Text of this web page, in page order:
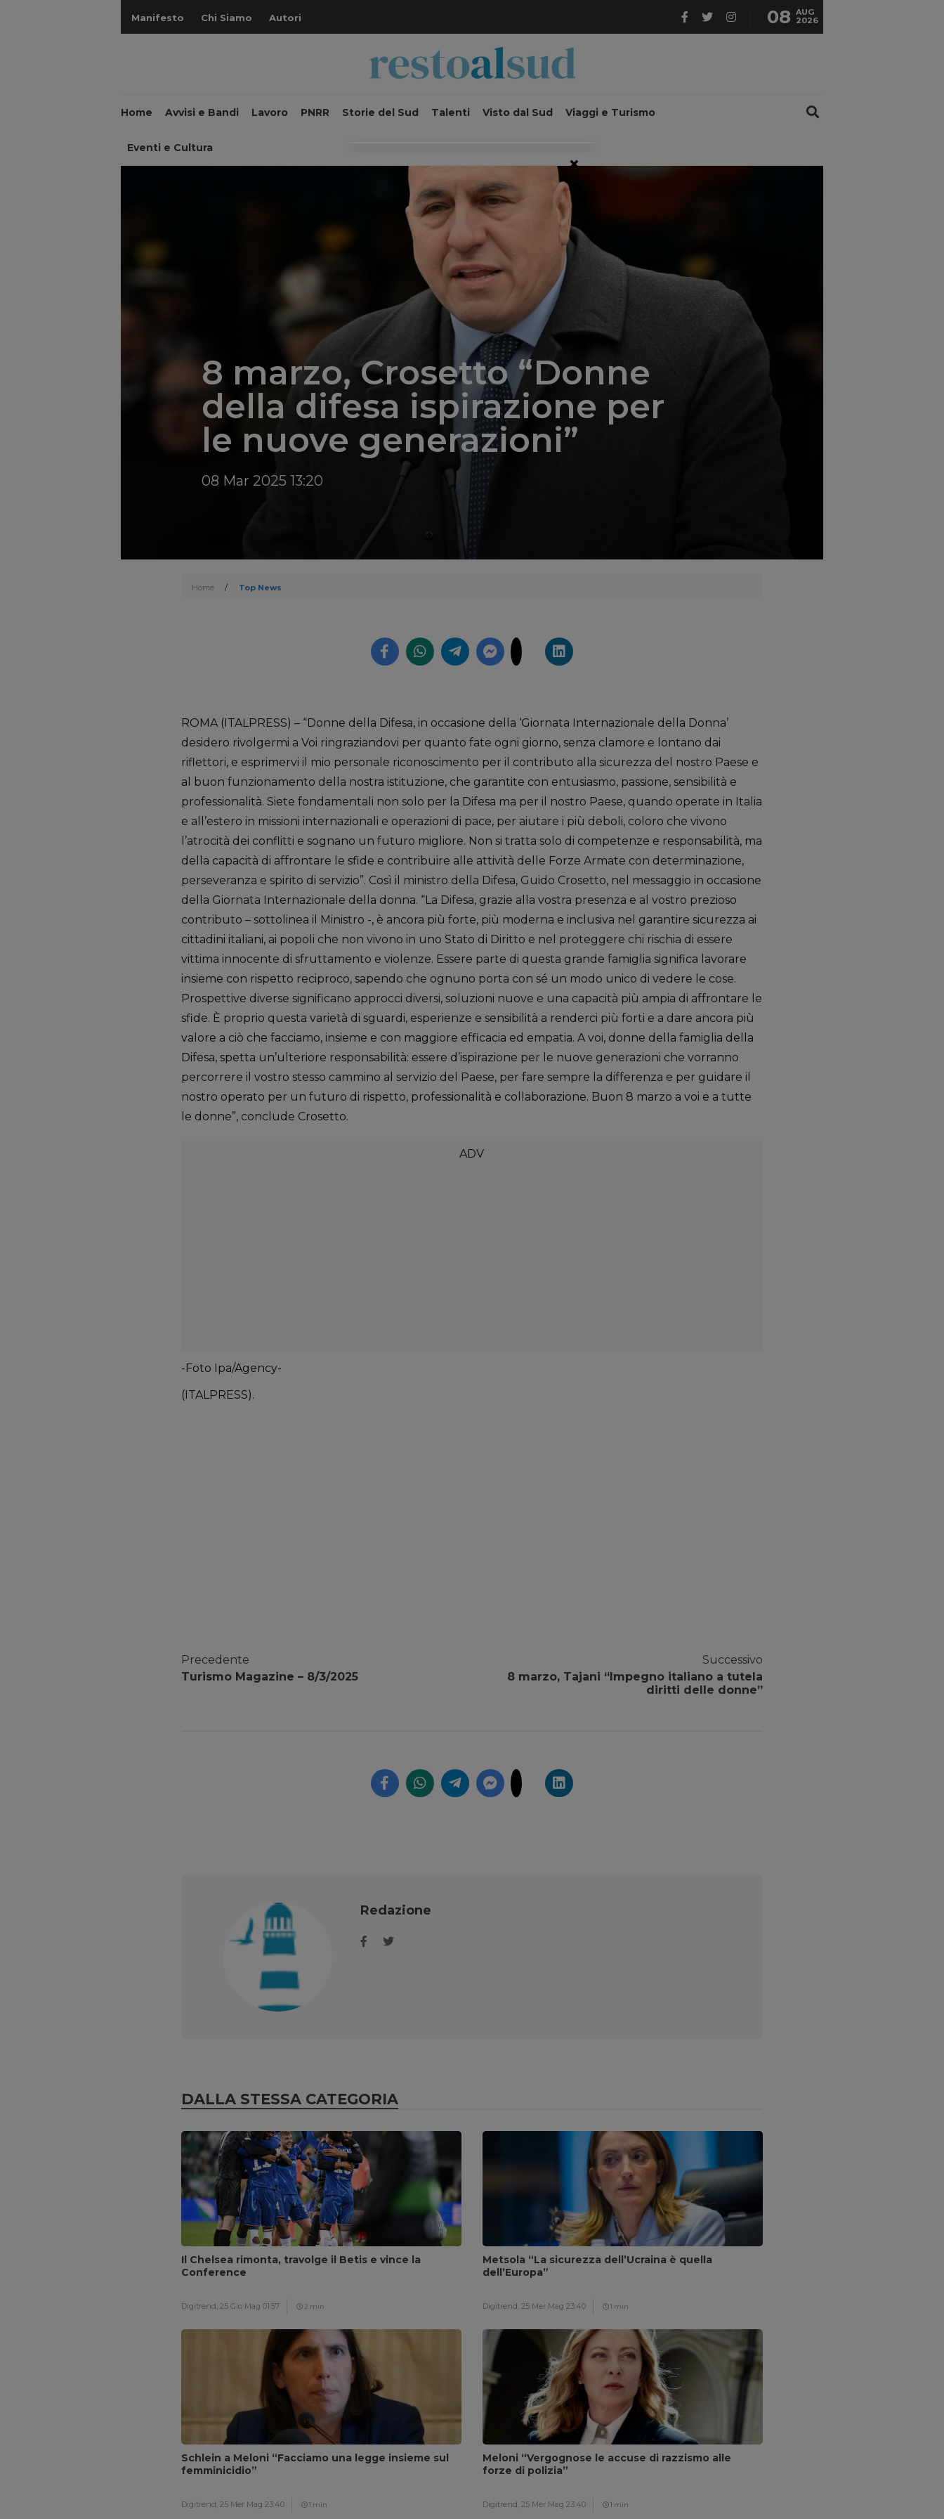
Manifesto Chi Siamo Autori 08 AUG
2026
Home Avvisi e Bandi Lavoro PNRR Storie del Sud Talenti Visto dal Sud Viaggi e Turismo
Eventi e Cultura
8 marzo, Crosetto “Donne
della difesa ispirazione per
le nuove generazioni”
08 Mar 2025 13:20
Home / Top News
ROMA (ITALPRESS) – “Donne della Difesa, in occasione della ‘Giornata Internazionale della Donna’
desidero rivolgermi a Voi ringraziandovi per quanto fate ogni giorno, senza clamore e lontano dai
riflettori, e esprimervi il mio personale riconoscimento per il contributo alla sicurezza del nostro Paese e
al buon funzionamento della nostra istituzione, che garantite con entusiasmo, passione, sensibilità e
professionalità. Siete fondamentali non solo per la Difesa ma per il nostro Paese, quando operate in Italia
e all’estero in missioni internazionali e operazioni di pace, per aiutare i più deboli, coloro che vivono
l’atrocità dei conflitti e sognano un futuro migliore. Non si tratta solo di competenze e responsabilità, ma
della capacità di affrontare le sfide e contribuire alle attività delle Forze Armate con determinazione,
perseveranza e spirito di servizio”. Così il ministro della Difesa, Guido Crosetto, nel messaggio in occasione
della Giornata Internazionale della donna. “La Difesa, grazie alla vostra presenza e al vostro prezioso
contributo – sottolinea il Ministro -, è ancora più forte, più moderna e inclusiva nel garantire sicurezza ai
cittadini italiani, ai popoli che non vivono in uno Stato di Diritto e nel proteggere chi rischia di essere
vittima innocente di sfruttamento e violenze. Essere parte di questa grande famiglia significa lavorare
insieme con rispetto reciproco, sapendo che ognuno porta con sé un modo unico di vedere le cose.
Prospettive diverse significano approcci diversi, soluzioni nuove e una capacità più ampia di affrontare le
sfide. È proprio questa varietà di sguardi, esperienze e sensibilità a renderci più forti e a dare ancora più
valore a ciò che facciamo, insieme e con maggiore efficacia ed empatia. A voi, donne della famiglia della
Difesa, spetta un’ulteriore responsabilità: essere d’ispirazione per le nuove generazioni che vorranno
percorrere il vostro stesso cammino al servizio del Paese, per fare sempre la differenza e per guidare il
nostro operato per un futuro di rispetto, professionalità e collaborazione. Buon 8 marzo a voi e a tutte
le donne”, conclude Crosetto.
-Foto Ipa/Agency-
(ITALPRESS).
Precedente
Turismo Magazine – 8/3/2025
Successivo
8 marzo, Tajani “Impegno italiano a tutela
diritti delle donne”
Redazione
DALLA STESSA CATEGORIA
Il Chelsea rimonta, travolge il Betis e vince la
Conference
Digitrend, 25 Gio Mag 01:57 2 min
Metsola “La sicurezza dell’Ucraina è quella
dell’Europa”
Digitrend, 25 Mer Mag 23:40 1 min
Schlein a Meloni “Facciamo una legge insieme sul
femminicidio”
Digitrend, 25 Mer Mag 23:40 1 min
Meloni “Vergognose le accuse di razzismo alle
forze di polizia”
Digitrend, 25 Mer Mag 23:40 1 min
×